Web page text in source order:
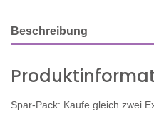
Beschreibung
Spar-Pack: Kaufe gleich zwei